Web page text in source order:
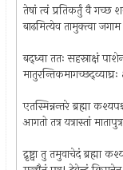
तेषां त्वं प्रतिकर्तुं वै गच्छ
बाढ़मित्येव तामुक्त्वा
बद्‌ध्वा ततः सहस्राक्षं
एतस्मिन्नन्तरे ब्रह्मा
आगतो तत्र यत्रास्तां
द्रृष्ट्वा तु तमुवाचेदं ब्रह्मा